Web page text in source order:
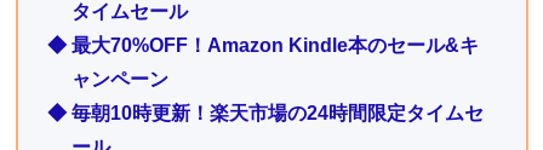
タイムセール
◆ 最大70%OFF！Amazon Kindle本のセール&キ
ャンペーン
◆ 毎朝10時更新！楽天市場の24時間限定タイムセ